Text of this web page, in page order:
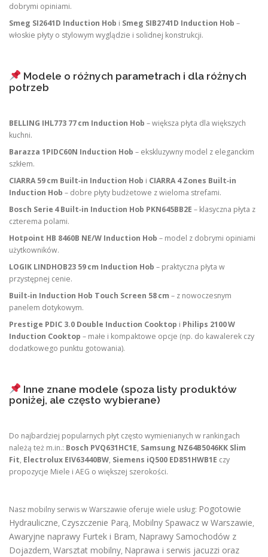
dobrymi opiniami.
Smeg SI2641D Induction Hob i Smeg SIB2741D Induction Hob –
włoskie płyty o stylowym wyglądzie i solidnej konstrukcji.
Modele o różnych parametrach i dla różnych
potrzeb
BELLING IHL773 77 cm Induction Hob – większa płyta dla większych
kuchni.
Barazza 1PIDC60N Induction Hob – ekskluzywny model z eleganckim
szkłem.
CIARRA 59 cm Built‑in Induction Hob i CIARRA 4 Zones Built‑in
Induction Hob – dobre płyty budżetowe z wieloma strefami.
Bosch Serie 4 Built‑in Induction Hob PKN645BB2E – klasyczna płyta z
czterema polami.
Hotpoint HB 8460B NE/W Induction Hob – model z dobrymi opiniami
użytkowników.
LOGIK LINDHOB23 59 cm Induction Hob – praktyczna płyta w
przystępnej cenie.
Built‑in Induction Hob Touch Screen 58 cm – z nowoczesnym
panelem dotykowym.
Prestige PDIC 3.0 Double Induction Cooktop i Philips 2100 W
Induction Cooktop – małe i kompaktowe opcje (np. do kawalerek czy
dodatkowego punktu gotowania).
Inne znane modele (spoza listy produktów
poniżej, ale często wybierane)
Do najbardziej popularnych płyt często wymienianych w rankingach
należą też m.in.: Bosch PVQ631HC1E, Samsung NZ64B5046KK Slim
Fit, Electrolux EIV63440BW, Siemens iQ500 ED851HWB1E czy
propozycje Miele i AEG o większej szerokości.
Nasz mobilny serwis w Warszawie oferuje wiele usług: Pogotowie
Hydrauliczne, Czyszczenie Parą, Mobilny Spawacz w Warszawie,
Awaryjne naprawy Furtek i Bram, Naprawy Samochodów z
Dojazdem, Warsztat mobilny, Naprawa i serwis jacuzzi oraz